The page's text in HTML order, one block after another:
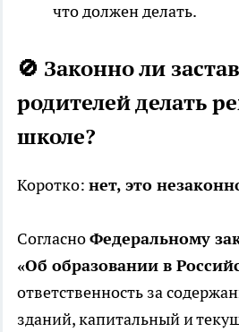
что должен делать.
🚫 Законно ли
родителей делать
школе?
Коротко: нет, это
СогласноФедеральному
«Об образовании в
ответственность за
зданий, капитальный и